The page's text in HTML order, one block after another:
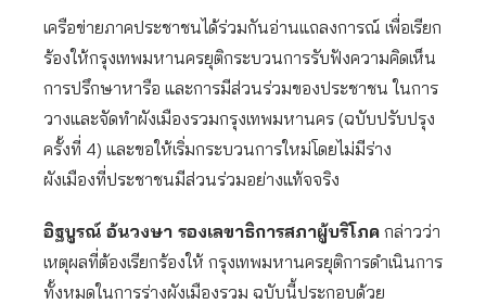
เครือข่ายภาคประชาชนได้ร่วมกันอ่านแถลงการณ์ เพื่อเรียก
ร้องให้กรุงเทพมหานครยุติกระบวนการรับฟังความคิดเห็น
การปรึกษาหารือ และการมีส่วนร่วมของประชาชน ในการ
วางและจัดทำผังเมืองรวมกรุงเทพมหานคร (ฉบับปรับปรุง
ครั้งที่ 4) และขอให้เริ่มกระบวนการใหม่โดยไม่มีร่าง
ผังเมืองที่ประชาชนมีส่วนร่วมอย่างแท้จจริง
อิฐบูรณ์ อ้นวงษา รองเลขาธิการสภาผู้บริโภค กล่าวว่า
เหตุผลที่ต้องเรียกร้องให้ กรุงเทพมหานครยุติการดำเนินการ
ทั้งหมดในการร่างผังเมืองรวม ฉบับนี้ประกอบด้วย